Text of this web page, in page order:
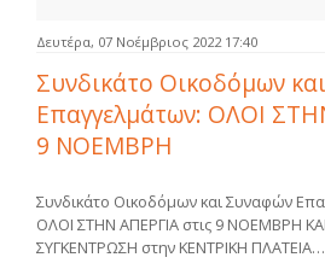
Δευτέρα, 07 Νοέμβριος 2022 17:40
Συνδικάτο Οικοδόμων
Επαγγελμάτων: ΟΛΟΙ
9 ΝΟΕΜΒΡΗ
Συνδικάτο Οικοδόμων και Συναφών
ΟΛΟΙ ΣΤΗΝ ΑΠΕΡΓΙΑ στις 9 ΝΟΕΜΒΡΗ
ΣΥΓΚΕΝΤΡΩΣΗ στην ΚΕΝΤΡΙΚΗ ΠΛΑΤΕΙΑ…